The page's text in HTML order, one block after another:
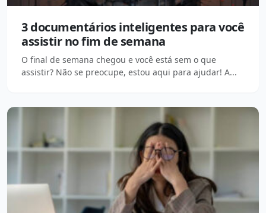
3 documentários inteligentes para você
assistir no fim de semana
O final de semana chegou e você está sem o que
assistir? Não se preocupe, estou aqui para ajudar! A...